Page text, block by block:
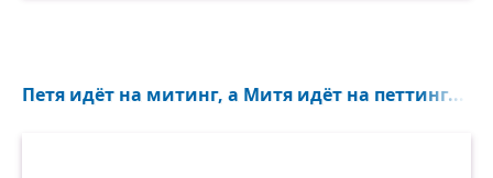
Петя идёт на митинг, а Митя идёт на петтинг...